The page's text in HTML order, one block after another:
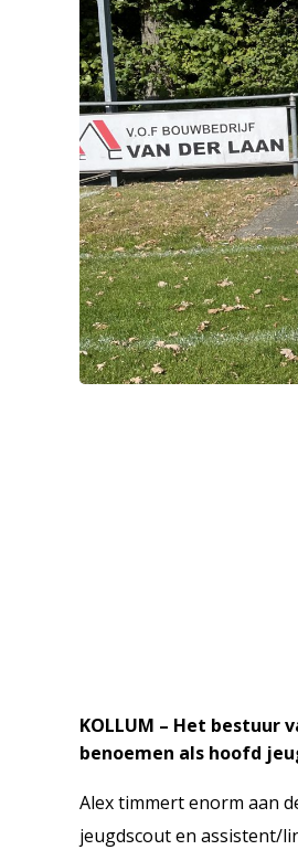
KOLLUM – Het bestuur
benoemen als hoofd
Alex timmert enorm aan
jeugdscout en assistent/